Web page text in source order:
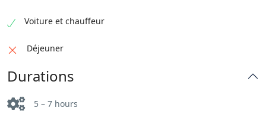
Voiture et chauffeur
Déjeuner
Durations
5 – 7 hours